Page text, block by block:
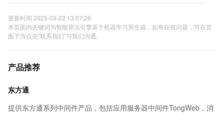
更新时间 2025-03-22 13:07:26
本页面内关键词为智能算法引擎基于机器学习所生成，如有任何问题，可在页
面下方点击"联系我们"与我们沟通。
产品推荐
东方通
提供东方通系列中间件产品，包括应用服务器中间件TongWeb，消